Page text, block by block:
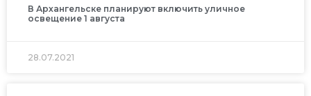
В Архангельске планируют включить уличное
освещение 1 августа
28.07.2021